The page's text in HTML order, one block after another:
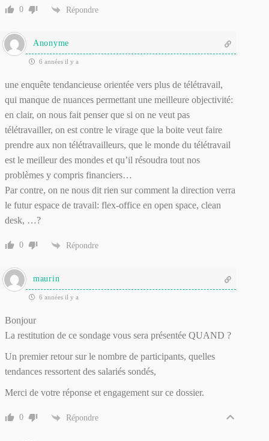
0 Répondre
Anonyme
6 années il y a
une enquête tendancieuse orientée vers plus de télétravail,
qui manque de nuances permettant une meilleure objectivité:
en clair, on nous fait penser que si on ne veut pas
télétravailler, on est contre le virage que la boite veut faire
prendre aux non télétravailleurs, que le monde du télétravail
est le meilleur des mondes et qu’il résoudra tout nos
problèmes y compris financiers…
Par contre, on ne nous dit rien sur comment la direction verra
le futur espace de travail: flex-office en open space, clean
desk, …?
0 Répondre
maurin
6 années il y a
Bonjour
La restitution de ce sondage vous sera présentée QUAND ?
Un premier retour sur le nombre de participants, quelles
tendances ressortent des salariés sondés,
Merci de votre réponse et engagement sur ce dossier.
0 Répondre